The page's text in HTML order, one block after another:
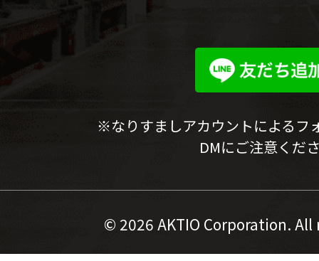
※なりすましアカウントによるフ
DMにご注意くだ
© 2026 AKTIO Corporation.